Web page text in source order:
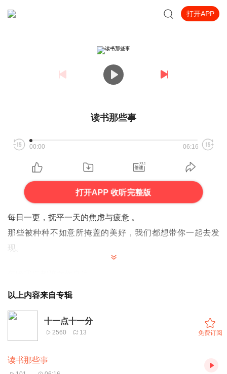
打开APP
读书那些事
00:00 06:16
打开APP 收听完整版
每日一更，抚平一天的焦虑与疲惫 。
那些被种种不如意所掩盖的美好，我们都想带你一起去发
现。
“善待自己”，放下防备，找回属于我们的安全感。
以上内容来自专辑
十一点十一分
2560 13 免费订阅
读书那些事